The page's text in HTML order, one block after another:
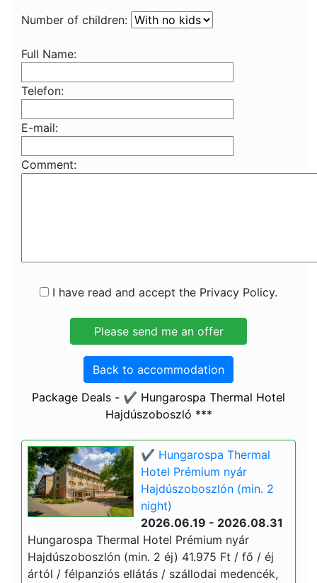
Number of children:
Full Name:
Telefon:
E-mail:
Comment:
I have read and accept the Privacy Policy.
Back to accommodation
Package Deals - ✔️ Hungarospa Thermal Hotel
Hajdúszoboszló ***
✔️ Hungarospa Thermal
Hotel Prémium nyár
Hajdúszoboszlón (min. 2
night)
2026.06.19 - 2026.08.31
Hungarospa Thermal Hotel Prémium nyár
Hajdúszoboszlón (min. 2 éj) 41.975 Ft / fő / éj
ártól / félpanziós ellátás / szállodai medencék,